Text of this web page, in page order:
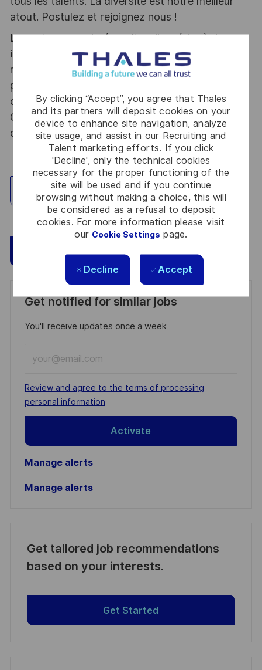
By clicking “Accept”, you agree that Thales
and its partners will deposit cookies on your
device to enhance site navigation, analyze
site usage, and assist in our Recruiting and
Talent marketing efforts. If you click
'Decline', only the technical cookies
necessary for the proper functioning of the
site will be used and if you continue
browsing without making a choice, this will
be considered as a refusal to deposit
cookies. For more information please visit
our Cookie Settings page.
Decline Accept
atout. Postulez et rejoignez nous !
Le poste pouvant nécessiter d'accéder à des
informations relevant du secret de la défense
nationale, la personne retenue fera l'objet d'une
procédure d’habilitation, conformément aux
dispositions des articles R.2311-1 et suivants du
Code de la défense et de l’IGI 1300 SGDSN/PSE
du 09 août 2021.
Explore Location
Get notified for similar jobs
You'll receive updates once a week
Email
address
(Required)
Required
Review and agree to the terms of processing
personal information
Activate
Manage alerts
Manage alerts
Get tailored job recommendations
based on your interests.
Get Started